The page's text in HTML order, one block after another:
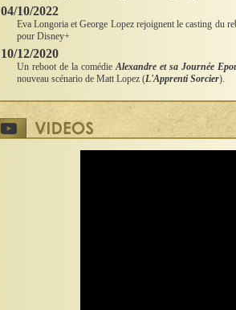
04/10/2022
Eva Longoria et George Lopez rejoignent le casting du
pour Disney+
10/12/2020
Un reboot de la comédieAlexandre et sa Journée
nouveau scénario de Matt Lopez (L'Apprenti Sorcier).